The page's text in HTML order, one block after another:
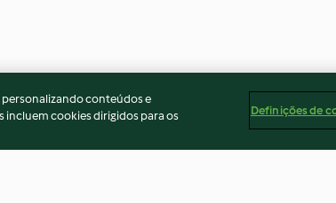
personalizando conteúdos e
incluem cookies dirigidos para os
Definições de